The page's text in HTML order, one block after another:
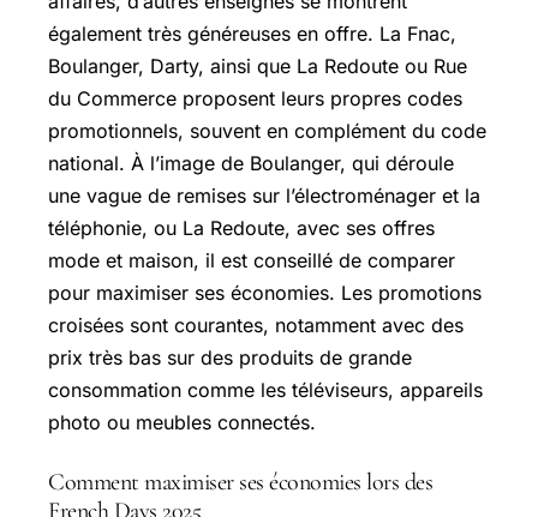
également très généreuses en offre. La Fnac,
Boulanger, Darty, ainsi que La Redoute ou Rue
du Commerce proposent leurs propres codes
promotionnels, souvent en complément du code
national. À l’image de Boulanger, qui déroule
une vague de remises sur l’électroménager et la
téléphonie, ou La Redoute, avec ses offres
mode et maison, il est conseillé de comparer
pour maximiser ses économies. Les promotions
croisées sont courantes, notamment avec des
prix très bas sur des produits de grande
consommation comme les téléviseurs, appareils
photo ou meubles connectés.
Comment maximiser ses économies lors des
French Days 2025